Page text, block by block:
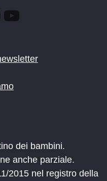
YouTube
dei bambini.
anche parziale.
2015 nel registro della